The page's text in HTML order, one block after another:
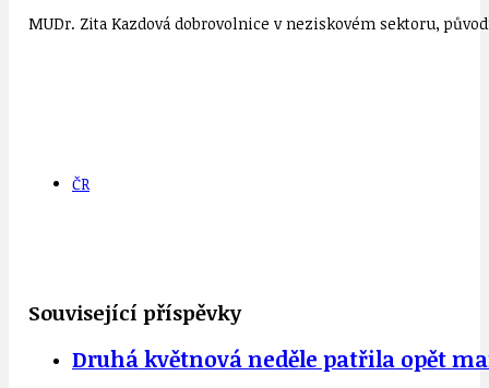
MUDr. Zita Kazdová dobrovolnice v neziskovém sektoru,
ČR
Související příspěvky
Druhá květnová neděle patřila opět